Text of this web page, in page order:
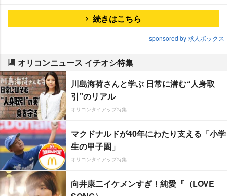
続きはこちら
sponsored by 求人ボックス
オリコンニュース イチオシ特集
川島海荷さんと学ぶ 日常に潜む“人身取
引”のリアル
オリコンタイアップ特集
マクドナルドが40年にわたり支える「小学
生の甲子園」
オリコンタイアップ特集
向井康二イケメンすぎ！純愛『（LOVE